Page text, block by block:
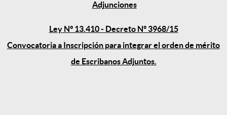
Adjunciones
Ley N° 13.410 - Decreto N° 3968/15
Convocatoria a Inscripción para integrar el orden de mérito
de Escribanos Adjuntos.